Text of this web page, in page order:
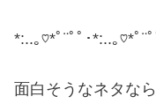
*:..｡♡*ﾟ¨ﾟﾟ･*:..｡♡*ﾟ¨
面白そうなネタな